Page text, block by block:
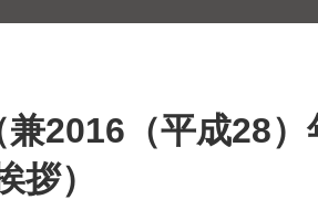
2016（平成28）
）